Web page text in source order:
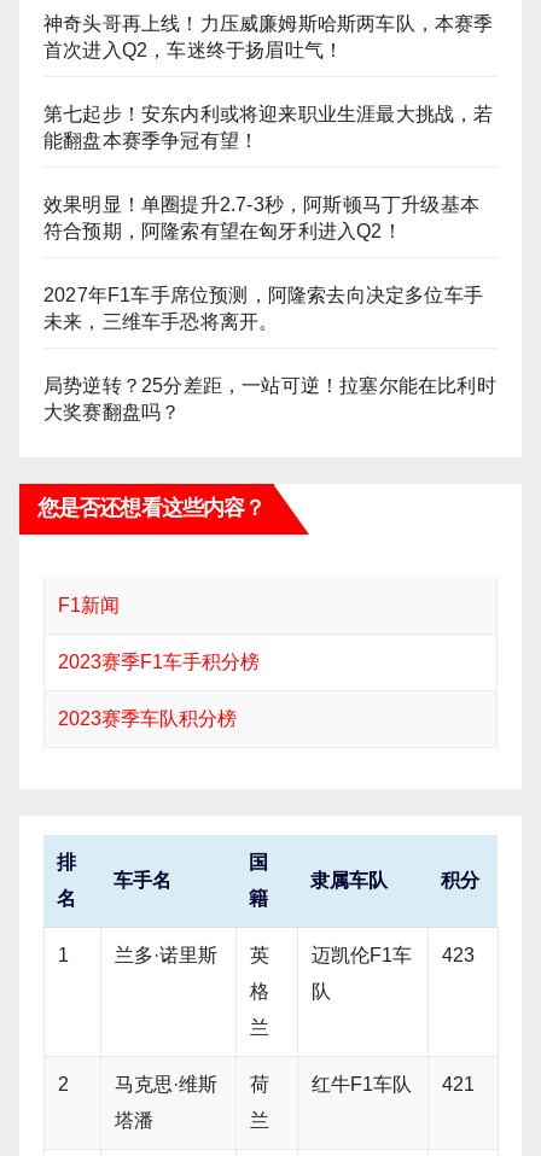
神奇头哥再上线！力压威廉姆斯哈斯两车队，本赛季
首次进入Q2，车迷终于扬眉吐气！
第七起步！安东内利或将迎来职业生涯最大挑战，若
能翻盘本赛季争冠有望！
效果明显！单圈提升2.7-3秒，阿斯顿马丁升级基本
符合预期，阿隆索有望在匈牙利进入Q2！
2027年F1车手席位预测，阿隆索去向决定多位车手
未来，三维车手恐将离开。
局势逆转？25分差距，一站可逆！拉塞尔能在比利时
大奖赛翻盘吗？
您是否还想看这些内容？
F1新闻
2023赛季F1车手积分榜
2023赛季车队积分榜
排
名
车手名
国
籍
隶属车队 积分
1 兰多·诺里斯
英
格
兰
迈凯伦F1车
队
423
2
马克思·维斯
塔潘
荷
兰
红牛F1车队 421